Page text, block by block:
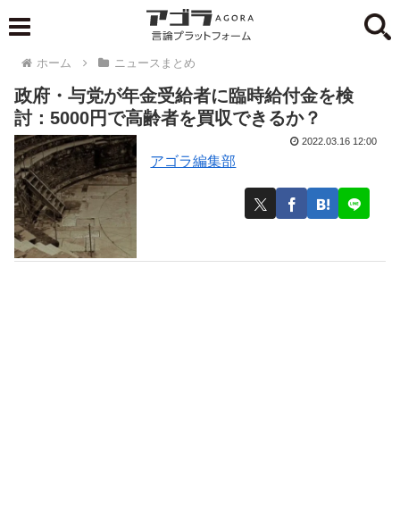
ホーム ニュースまとめ
政府・与党が年金受給者に臨時給付金を検
討：5000円で高齢者を買収できるか？
アゴラ編集部
2022.03.16 12:00